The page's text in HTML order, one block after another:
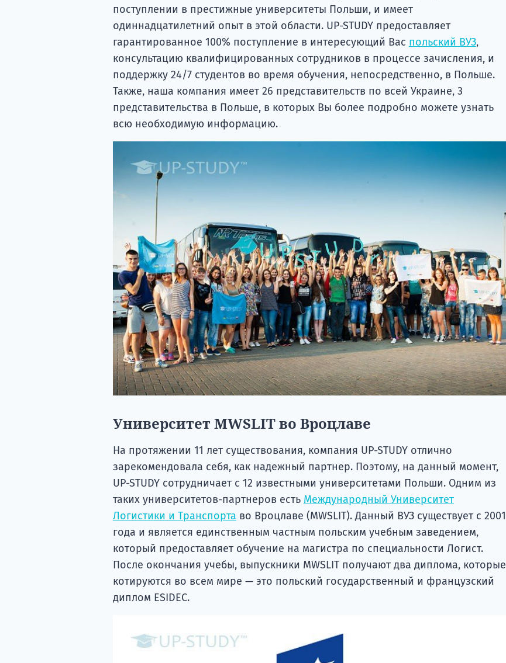
поступлении в престижные университеты Польши, и имеет
одиннадцатилетний опыт в этой области. UP-STUDY предоставляет
гарантированное 100% поступление в интересующий Вас польский ВУЗ,
консультацию квалифицированных сотрудников в процессе зачисления, и
поддержку 24/7 студентов во время обучения, непосредственно, в Польше.
Также, наша компания имеет 26 представительств по всей Украине, 3
представительства в Польше, в которых Вы более подробно можете узнать
всю необходимую информацию.
Университет MWSLIT во Вроцлаве
На протяжении 11 лет существования, компания UP-STUDY отлично
зарекомендовала себя, как надежный партнер. Поэтому, на данный момент,
UP-STUDY сотрудничает с 12 известными университетами Польши. Одним из
таких университетов-партнеров есть Международный Университет
Логистики и Транспорта во Вроцлаве (MWSLIT). Данный ВУЗ существует с 2001
года и является единственным частным польским учебным заведением,
который предоставляет обучение на магистра по специальности Логист.
После окончания учебы, выпускники MWSLIT получают два диплома, которые
котируются во всем мире — это польский государственный и французский
диплом ESIDEC.